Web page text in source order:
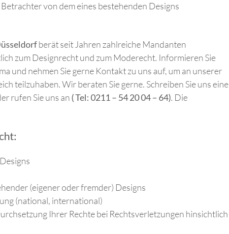
von dem eines bestehenden Designs
berät seit Jahren zahlreiche Mandanten
zum Designrecht und zum Moderecht. Informieren Sie
und nehmen Sie gerne Kontakt zu uns auf, um an unserer
teilzuhaben. Wir beraten Sie gerne. Schreiben Sie uns eine
rufen Sie uns an ( Tel: 0211 – 54 20 04 – 64). Die
(eigener oder fremder) Designs
(national, international)
Ihrer Rechte bei Rechtsverletzungen hinsichtlich